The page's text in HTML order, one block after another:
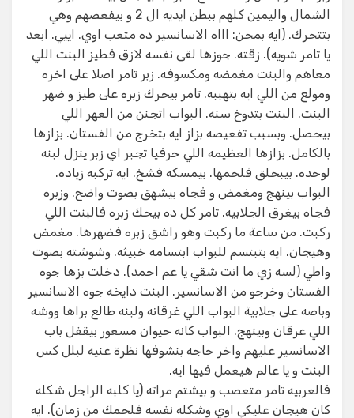
الشمال واليمين كلهم ببطن ايديه ال 2 و بيفعصهم وهي
بتتحرك. (ايه بمحن: اااه الاسانسير ده متعب اوي. اييي. ابعد
يا تامر شويه). زقته. جوزها لقى نفسه لازق فطيز البنت اللي
معاهم والبنت مغمضه ومكسوفه. زبر تامر اصلا على اخره
ومولع من اللي ايه بتهببه. تامر بيحرك زبره على طيز و ضهر
البنت. البنت بتدوخ سنه. البواب اتجنن من العهر اللي
بيحصل. وبسبب تفعيصه بزاز ايه بتخرج من الفستان. بزازها
بالكامل. بزازها العظيمه اللي حرفيا تجبر اي زبر ينزل لبنه
لوحده. بيبحلق فلحمها. بيمسكه فشخ. ايه تركبه زياده.
البواب بينهج ومغمض و فجاه بيشهق بصوت واضح. وزبره
فجاه بيغرق الجلابيه. تامر كل ده بيحك زبره فالبنت اللي
ركبت. من ساعة ما ركبت وهو راشق زبره فضهرها. مغمض
وهيجان. ايه بتبتسم للبواب ابتسامه خبيثه. وشوشته بصوت
واطي (لسه زي ما انت شقي يا عم احمد). دخلت بزها جوه
الفستان وخرجو من الاسانسير. البنت دايخه جوه الاسانسير
وباصه على جلابية البواب اللي غرقانه ولبنه طالع براها ووشه
اللي عرقان وبينهج. البواب كانه حيوان مسعور بيقفل باب
الاسانسير عليهم واخر حاجه بنشوفها نظرة عنيه لبلل كس
البنت و يا عالم هيعمل فيها ايه.
فالعربيه تامر متعصب و بيشتم مراته (يا كلبه الراجل شكله
كان هيجان عليكي اوي وشكله نفسه فلحمك من زمان). ايه